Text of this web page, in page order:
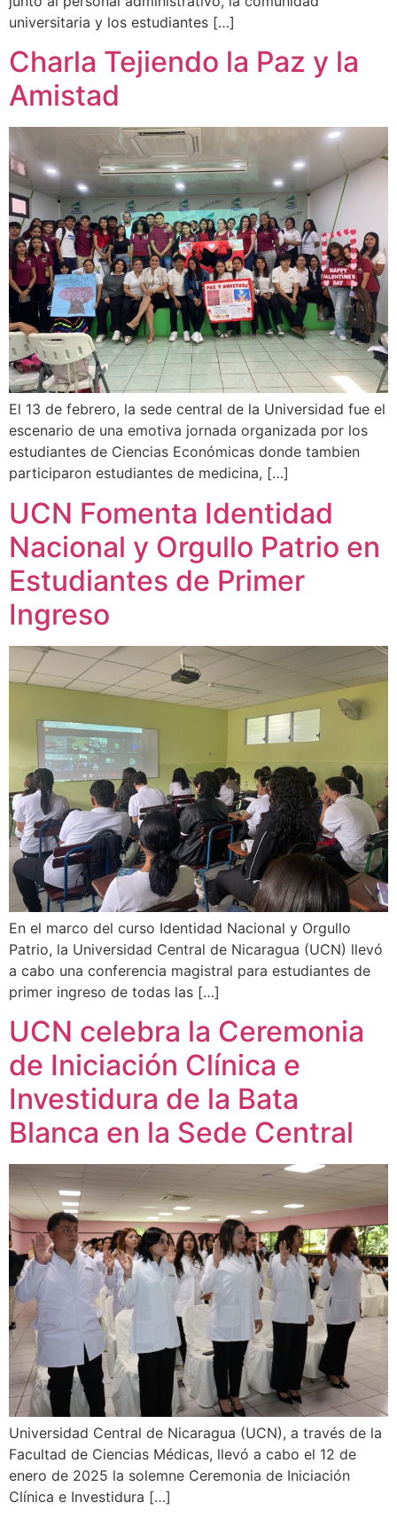
universitaria y los estudiantes […]
Charla Tejiendo la Paz y la
Amistad
El 13 de febrero, la sede central de la Universidad fue el
escenario de una emotiva jornada organizada por los
estudiantes de Ciencias Económicas donde tambien
participaron estudiantes de medicina, […]
UCN Fomenta Identidad
Nacional y Orgullo Patrio en
Estudiantes de Primer
Ingreso
En el marco del curso Identidad Nacional y Orgullo
Patrio, la Universidad Central de Nicaragua (UCN) llevó
a cabo una conferencia magistral para estudiantes de
primer ingreso de todas las […]
UCN celebra la Ceremonia
de Iniciación Clínica e
Investidura de la Bata
Blanca en la Sede Central
Universidad Central de Nicaragua (UCN), a través de la
Facultad de Ciencias Médicas, llevó a cabo el 12 de
enero de 2025 la solemne Ceremonia de Iniciación
Clínica e Investidura […]